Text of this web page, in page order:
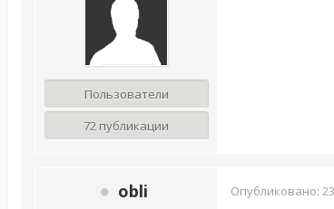
Пользователи
72 публикации
obli Опубликовано: